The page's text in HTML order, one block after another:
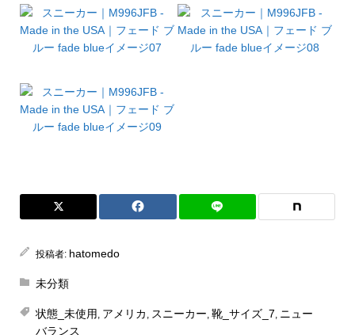
投稿者: hatomedo
未分類
状態_未使用 , アメリカ , スニーカー, 靴_サイズ_7, ニュー
バランス